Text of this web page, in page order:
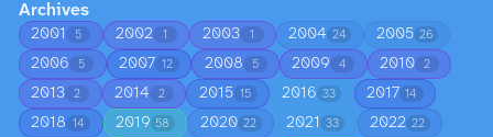
Archives
2001 5 2002 1 2003 1 2004 24 2005 26
2006 5 2007 12 2008 5 2009 4 2010 2
2013 2 2014 2 2015 15 2016 33 2017 14
2018 14 2019 58 2020 22 2021 33 2022 22